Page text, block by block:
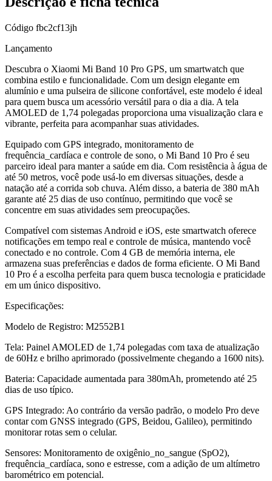
Código fbc2cf13jh
Lançamento
Descubra o Xiaomi Mi Band 10 Pro GPS, um smartwatch que
combina estilo e funcionalidade. Com um design elegante em
alumínio e uma pulseira de silicone confortável, este modelo é ideal
para quem busca um acessório versátil para o dia a dia. A tela
AMOLED de 1,74 polegadas proporciona uma visualização clara e
vibrante, perfeita para acompanhar suas atividades.
Equipado com GPS integrado, monitoramento de
frequência_cardíaca e controle de sono, o Mi Band 10 Pro é seu
parceiro ideal para manter a saúde em dia. Com resistência à água de
até 50 metros, você pode usá-lo em diversas situações, desde a
natação até a corrida sob chuva. Além disso, a bateria de 380 mAh
garante até 25 dias de uso contínuo, permitindo que você se
concentre em suas atividades sem preocupações.
Compatível com sistemas Android e iOS, este smartwatch oferece
notificações em tempo real e controle de música, mantendo você
conectado e no controle. Com 4 GB de memória interna, ele
armazena suas preferências e dados de forma eficiente. O Mi Band
10 Pro é a escolha perfeita para quem busca tecnologia e praticidade
em um único dispositivo.
Especificações:
Modelo de Registro: M2552B1
Tela: Painel AMOLED de 1,74 polegadas com taxa de atualização
de 60Hz e brilho aprimorado (possivelmente chegando a 1600 nits).
Bateria: Capacidade aumentada para 380mAh, prometendo até 25
dias de uso típico.
GPS Integrado: Ao contrário da versão padrão, o modelo Pro deve
contar com GNSS integrado (GPS, Beidou, Galileo), permitindo
monitorar rotas sem o celular.
Sensores: Monitoramento de oxigênio_no_sangue (SpO2),
frequência_cardíaca, sono e estresse, com a adição de um altímetro
barométrico em potencial.